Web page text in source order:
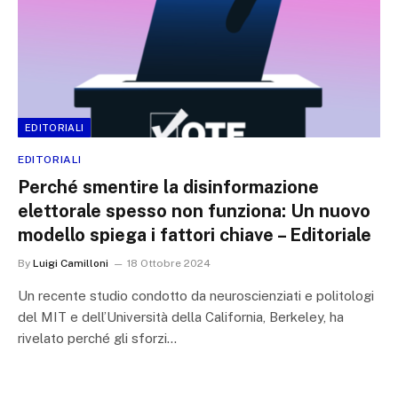
EDITORIALI
EDITORIALI
Perché smentire la disinformazione
elettorale spesso non funziona: Un nuovo
modello spiega i fattori chiave – Editoriale
By Luigi Camilloni 18 Ottobre 2024
Un recente studio condotto da neuroscienziati e politologi
del MIT e dell’Università della California, Berkeley, ha
rivelato perché gli sforzi…